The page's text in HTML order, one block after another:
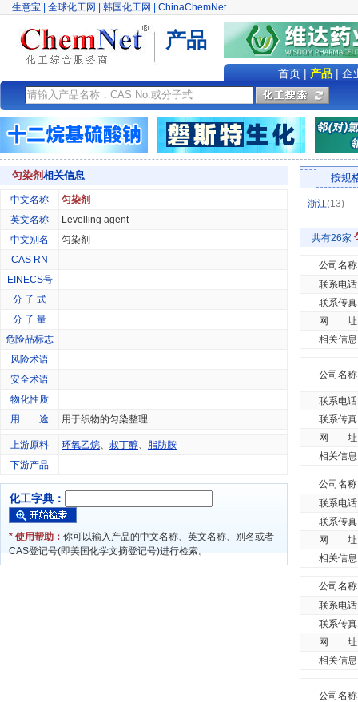
生意宝 全球化工网 韩国化工网 ChinaChemNet
产品
首页| 产品| 企
匀染剂相关信息
中文名称
匀染剂
英文名称
Levelling agent
中文别名
匀染剂
CAS RN
EINECS号
分 子 式
分 子 量
危险品标志
风险术语
安全术语
物化性质
用 途
用于织物的匀染整理
上游原料 环氧乙烷、 叔丁醇、 脂肪胺
下游产品
化工字典：
* 使用帮助： 你可以输入产品的中文名称、英文名称、别名或者
CAS登记号(即美国化学文摘登记号)进行检索。
按规
浙江(13)
共有26家
公司名称
联系电话
联系传真
网 址
相关信息
公司名称
联系电话
联系传真
网 址
相关信息
公司名称
联系电话
联系传真
网 址
相关信息
公司名称
联系电话
联系传真
网 址
相关信息
公司名称